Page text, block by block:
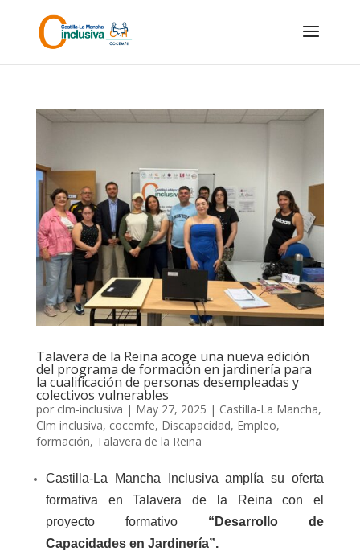
Talavera de la Reina acoge una nueva edición
del programa de formación en jardinería para
la cualificación de personas desempleadas y
colectivos vulnerables
por clm-inclusiva | May 27, 2025 | Castilla-La Mancha,
Clm inclusiva, cocemfe, Discapacidad, Empleo,
formación, Talavera de la Reina
Castilla-La Mancha Inclusiva amplía su oferta
formativa en Talavera de la Reina con el
proyecto formativo “Desarrollo de
Capacidades en Jardinería”.